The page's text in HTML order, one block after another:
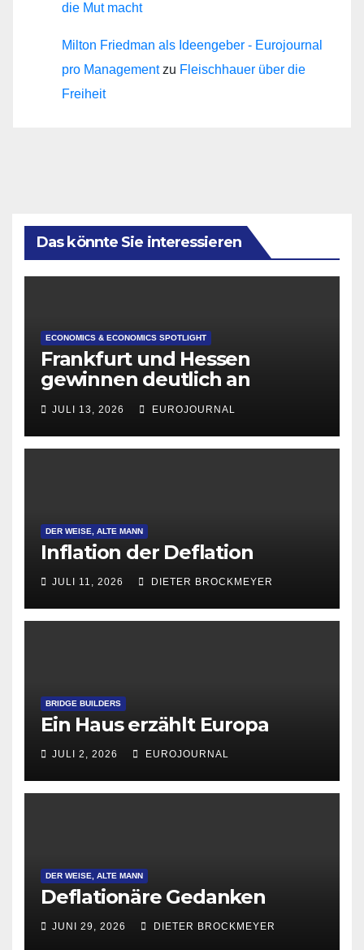
die Mut macht
Milton Friedman als Ideengeber - Eurojournal
pro Managementzu Fleischhauer über die
Freiheit
Das könnte Sie interessieren
ECONOMICS & ECONOMICS SPOTLIGHT
Frankfurt und Hessen
gewinnen deutlich an
Attraktivität für Startup-
Gründungen
JULI 13, 2026 EUROJOURNAL
DER WEISE, ALTE MANN
Inflation der Deflation
JULI 11, 2026 DIETER BROCKMEYER
BRIDGE BUILDERS
Ein Haus erzählt Europa
JULI 2, 2026 EUROJOURNAL
DER WEISE, ALTE MANN
Deflationäre Gedanken
JUNI 29, 2026 DIETER BROCKMEYER